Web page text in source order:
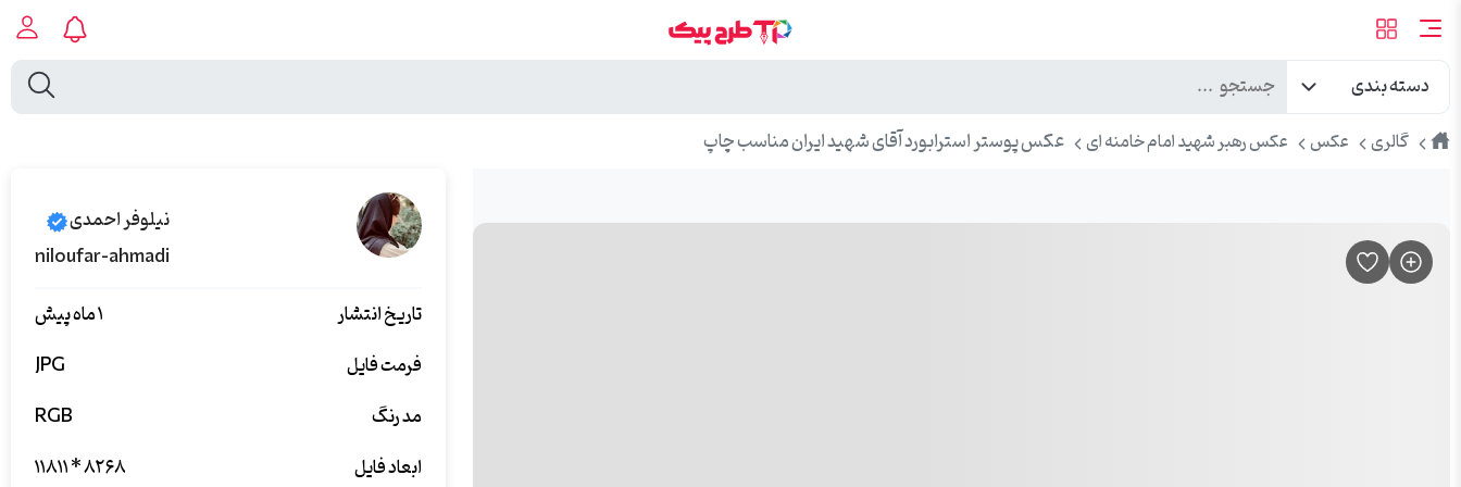
دسته بندی
طرح گالری عکس عکس رهبر شهید امام خامنه ای عکس پوستر استرابورد آقای شهید ایران مناسب چاپ
نیلوفر احمدی
niloufar-ahmadi
تاریخ انتشار
۱ ماه پیش
فرمت فایل
JPG
مد رنگ
RGB
ابعاد فایل
۱۱۸۱۱ * ۸۲۶۸